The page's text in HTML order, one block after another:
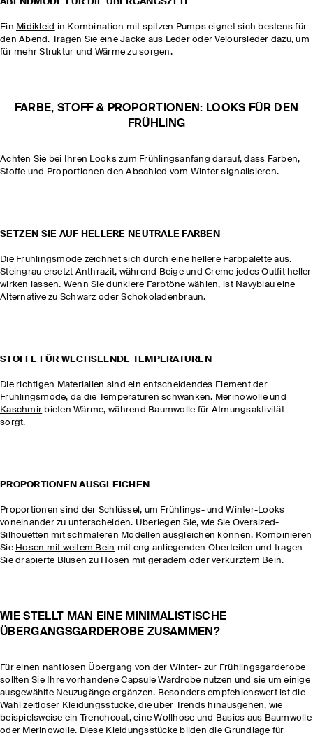
Ein Midikleid in Kombination mit spitzen Pumps eignet sich bestens für
den Abend. Tragen Sie eine Jacke aus Leder oder Veloursleder dazu, um
für mehr Struktur und Wärme zu sorgen.
FARBE, STOFF & PROPORTIONEN: LOOKS FÜR DEN
FRÜHLING
Achten Sie bei Ihren Looks zum Frühlingsanfang darauf, dass Farben,
Stoffe und Proportionen den Abschied vom Winter signalisieren.
SETZEN SIE AUF HELLERE NEUTRALE FARBEN
Die Frühlingsmode zeichnet sich durch eine hellere Farbpalette aus.
Steingrau ersetzt Anthrazit, während Beige und Creme jedes Outfit heller
wirken lassen. Wenn Sie dunklere Farbtöne wählen, ist Navyblau eine
Alternative zu Schwarz oder Schokoladenbraun.
STOFFE FÜR WECHSELNDE TEMPERATUREN
Die richtigen Materialien sind ein entscheidendes Element der
Frühlingsmode, da die Temperaturen schwanken. Merinowolle und
Kaschmir bieten Wärme, während Baumwolle für Atmungsaktivität
sorgt.
PROPORTIONEN AUSGLEICHEN
Proportionen sind der Schlüssel, um Frühlings- und Winter-Looks
voneinander zu unterscheiden. Überlegen Sie, wie Sie Oversized-
Silhouetten mit schmaleren Modellen ausgleichen können. Kombinieren
Sie Hosen mit weitem Bein mit eng anliegenden Oberteilen und tragen
Sie drapierte Blusen zu Hosen mit geradem oder verkürztem Bein.
WIE STELLT MAN EINE MINIMALISTISCHE
ÜBERGANGSGARDEROBE ZUSAMMEN?
Für einen nahtlosen Übergang von der Winter- zur Frühlingsgarderobe
sollten Sie Ihre vorhandene Capsule Wardrobe nutzen und sie um einige
ausgewählte Neuzugänge ergänzen. Besonders empfehlenswert ist die
Wahl zeitloser Kleidungsstücke, die über Trends hinausgehen, wie
beispielsweise ein Trenchcoat, eine Wollhose und Basics aus Baumwolle
oder Merinowolle. Diese Kleidungsstücke bilden die Grundlage für